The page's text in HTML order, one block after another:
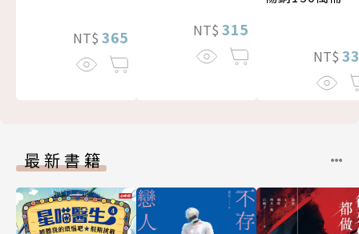
NT$ 365 NT$ 315
NT$
最新書籍